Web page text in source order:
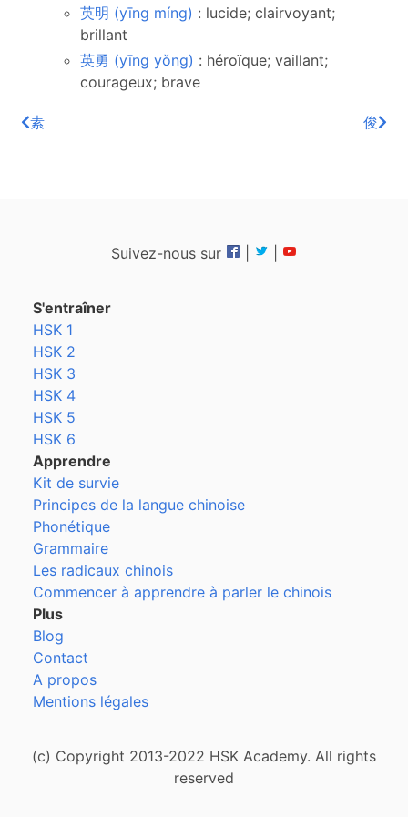
英明 (yīng míng) : lucide; clairvoyant;
brillant
英勇 (yīng yǒng) : héroïque; vaillant;
courageux; brave
素 俊
Suivez-nous sur
S'entraîner
HSK 1
HSK 2
HSK 3
HSK 4
HSK 5
HSK 6
Apprendre
Kit de survie
Principes de la langue chinoise
Phonétique
Grammaire
Les radicaux chinois
Commencer à apprendre à parler le chinois
Plus
Blog
Contact
A propos
Mentions légales
(c) Copyright 2013-2022 HSK Academy. All rights
reserved